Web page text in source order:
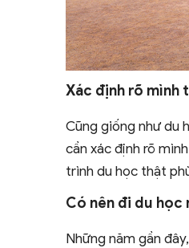
Xác định rõ mình
Cũng giống như du
cần xác định rõ
trình du học thật
Có nên đi du học
Những năm gần